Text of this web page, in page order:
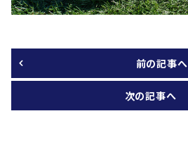
前の記事へ
次の記事へ